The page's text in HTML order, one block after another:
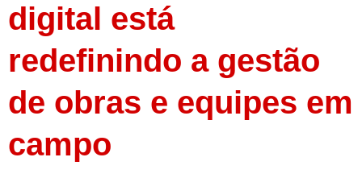
digital está
redefinindo a gestão
de obras e equipes em
campo